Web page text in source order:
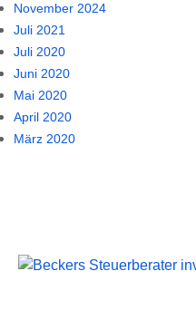
November 2024
Juli 2021
Juli 2020
Juni 2020
Mai 2020
April 2020
März 2020